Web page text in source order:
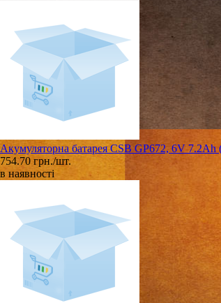
Акумуляторна батарея CSB GP672, 6V
754.70 грн./шт.
в наявності